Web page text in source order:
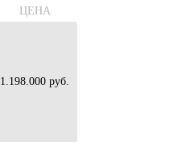
ЦЕНА
1.198.000 руб.